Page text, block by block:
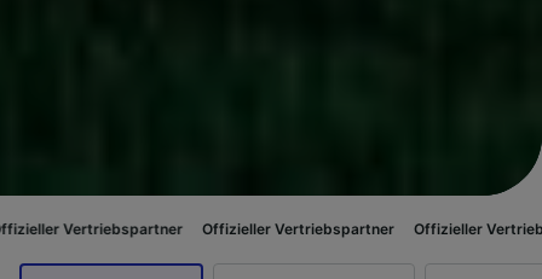
Offizieller Vertriebspartner Offizieller Vertriebspartner